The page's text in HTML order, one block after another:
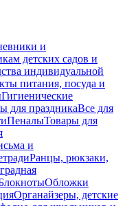
и
детских садов и
индивидуальной
питания, посуда и
Гигиенические
для праздникаВсе для
ПеналыТовары для
и
Ранцы, рюкзаки,
Обложки
Органайзеры, детские